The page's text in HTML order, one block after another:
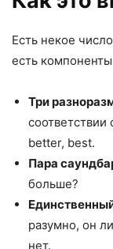
Есть некое
есть
Три
better, best.
Пара
больше?
разумно, он
нет.